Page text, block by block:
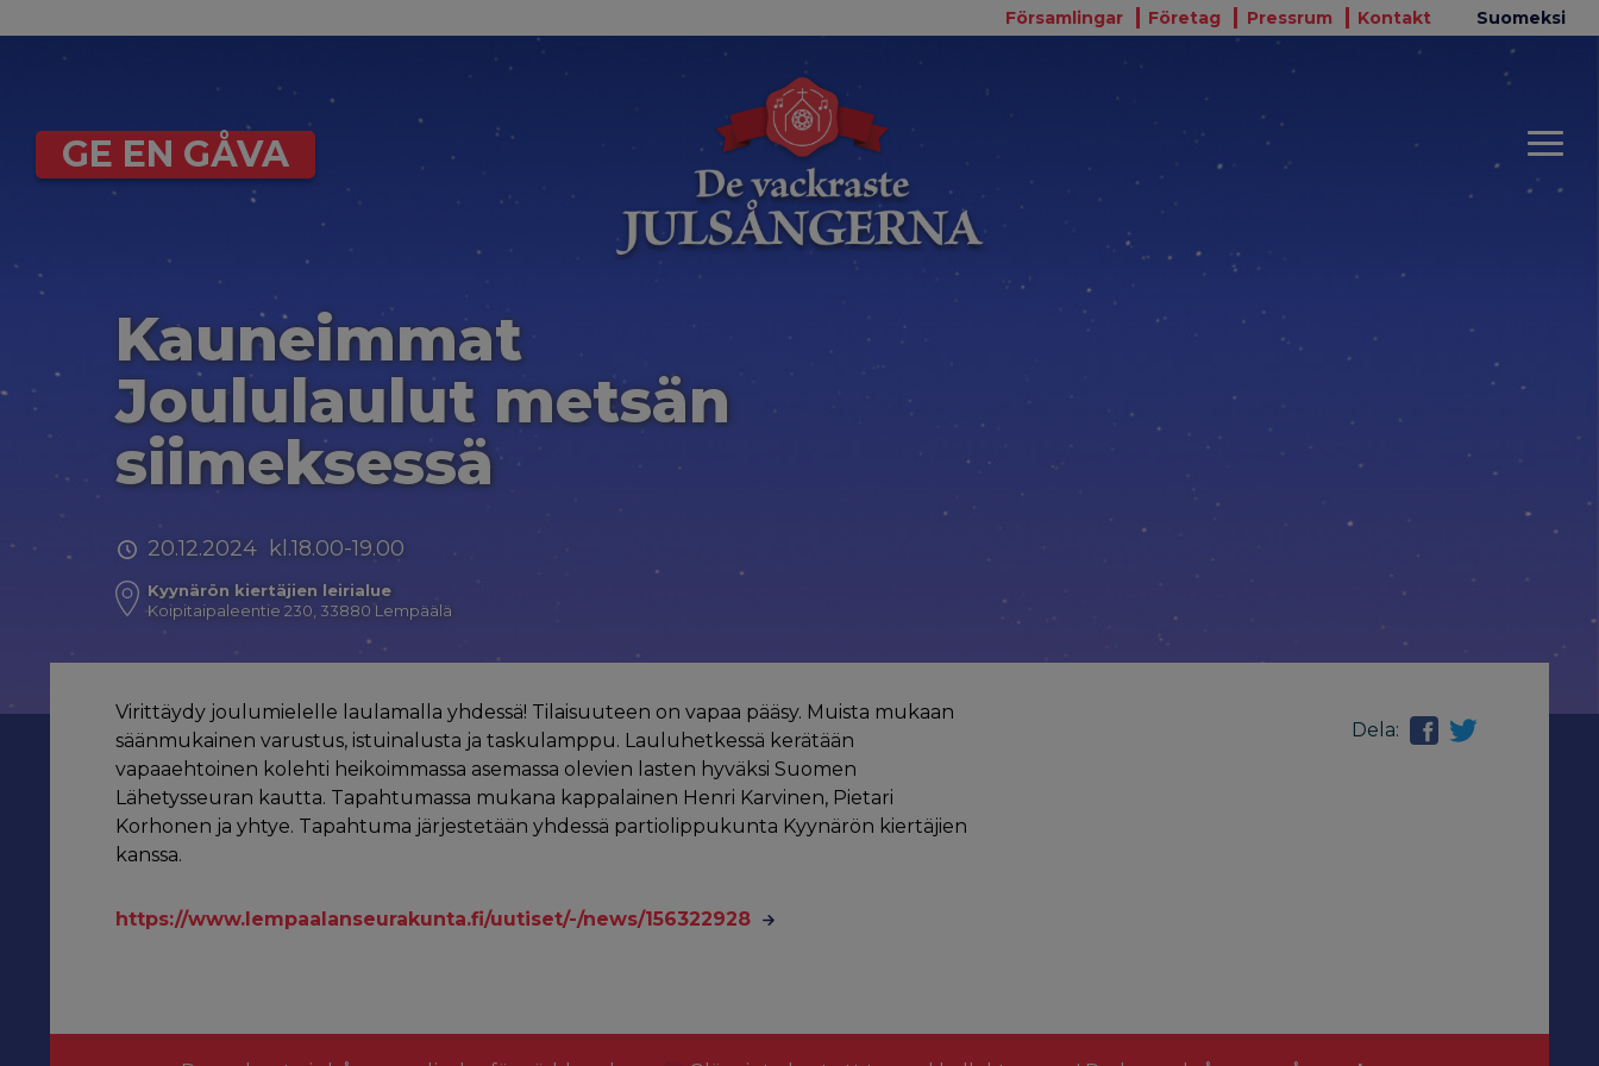
Församlingar Företag Pressrum Kontakt Suomeksi
GE EN GÅVA
Kauneimmat
Joululaulut metsän
siimeksessä
20.12.2024 kl.18.00-19.00
Kyynärön kiertäjien leirialue
Koipitaipaleentie 230, 33880 Lempäälä
Dela:
Virittäydy joulumielelle laulamalla yhdessä! Tilaisuuteen on vapaa pääsy. Muista mukaan
säänmukainen varustus, istuinalusta ja taskulamppu. Lauluhetkessä kerätään
vapaaehtoinen kolehti heikoimmassa asemassa olevien lasten hyväksi Suomen
Lähetysseuran kautta. Tapahtumassa mukana kappalainen Henri Karvinen, Pietari
Korhonen ja yhtye. Tapahtuma järjestetään yhdessä partiolippukunta Kyynärön kiertäjien
kanssa.
https://www.lempaalanseurakunta.fi/uutiset/-/news/156322928